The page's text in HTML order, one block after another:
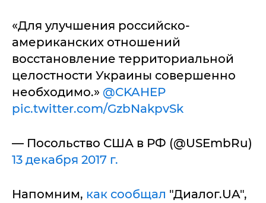
«Для улучшения российско-
американских отношений
восстановление территориальной
целостности Украины совершенно
необходимо.» @CKAHEP
pic.twitter.com/GzbNakpvSk
— Посольство США в РФ (@USEmbRu)
13 декабря 2017 г.
Напомним, как сообщал "Диалог.UA",